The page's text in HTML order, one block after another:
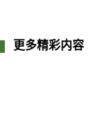
更多精彩内容